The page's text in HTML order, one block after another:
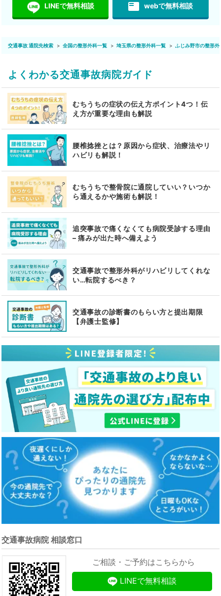
LINEで無料相談 featured_play_list webで無料相談
交通事故 通院先検索 全国の整形外科一覧 埼玉県の整形外科一覧 ふじみ野市の整形外
よくわかる交通事故病院ガイド
むちうちの症状の伝え方ポイント4つ！伝
え方が重要な理由も解説
腰椎捻挫とは？原因から症状、治療法やリ
ハビリも解説！
むちうちで整骨院に通院していい？いつか
ら通えるかや施術も解説！
追突事故で痛くなくても病院受診する理由
– 痛みが出た時へ備えよう
交通事故で整形外科がリハビリしてくれな
い…転院するべき？
交通事故の診断書のもらい方と提出期限
【弁護士監修】
交通事故病院 相談窓口
ご相談・ご予約はこちらから
LINEで無料相談